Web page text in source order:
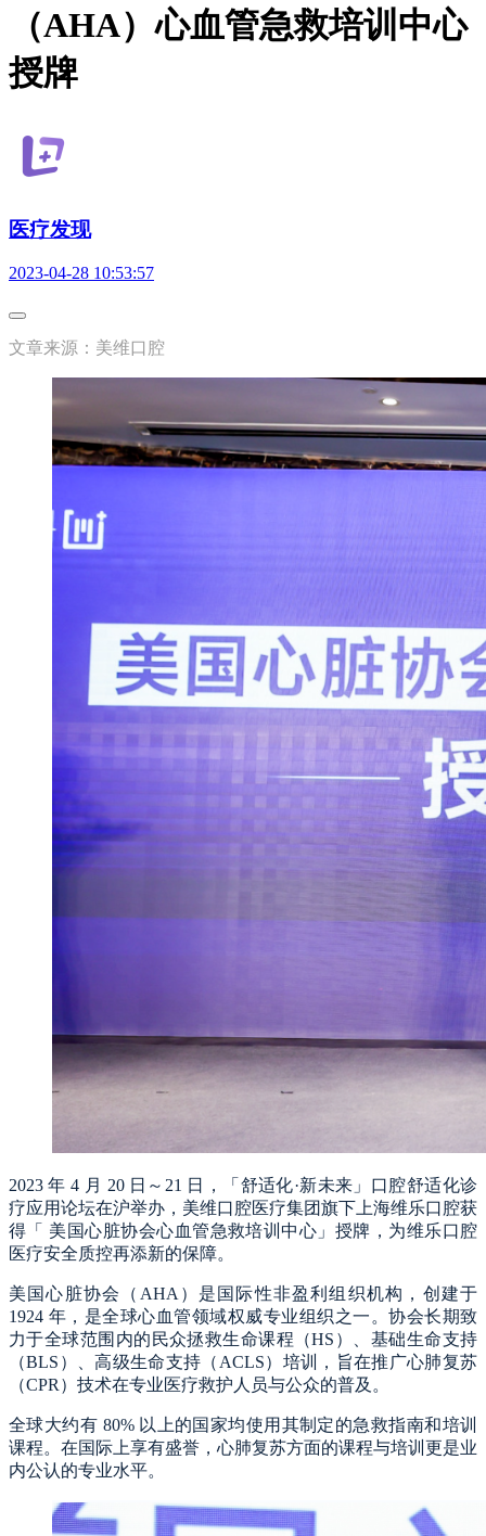
（AHA）心血管急救培训中心
授牌
医疗发现
2023-04-28 10:53:57
文章来源：美维口腔
2023 年 4 月 20 日～21 日，「舒适化·新未来」口腔舒适化诊
疗应用论坛在沪举办，美维口腔医疗集团旗下上海维乐口腔获
得「 美国心脏协会心血管急救培训中心」授牌，为维乐口腔
医疗安全质控再添新的保障。
美国心脏协会（AHA）是国际性非盈利组织机构，创建于
1924 年，是全球心血管领域权威专业组织之一。协会长期致
力于全球范围内的民众拯救生命课程（HS）、基础生命支持
（BLS）、高级生命支持（ACLS）培训，旨在推广心肺复苏
（CPR）技术在专业医疗救护人员与公众的普及。
全球大约有 80% 以上的国家均使用其制定的急救指南和培训
课程。在国际上享有盛誉，心肺复苏方面的课程与培训更是业
内公认的专业水平。